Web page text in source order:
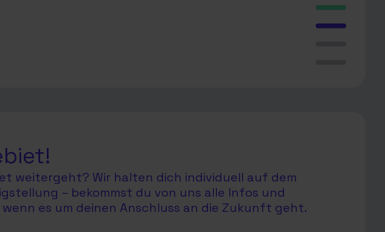
weitergeht? Wir halten dich individuell auf dem
– bekommst du von uns alle Infos und
es um deinen Anschluss an die Zukunft geht.